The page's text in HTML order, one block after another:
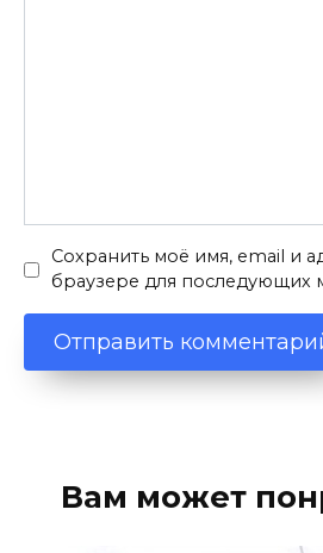
Сохранить моё имя, email и
браузере для последующих
Вам может